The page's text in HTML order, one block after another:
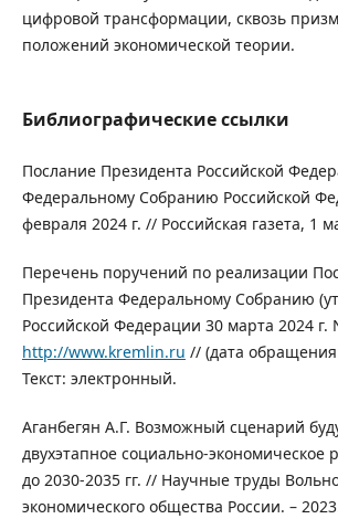
цифровой трансформации, сквозь
положений экономической теории.
Библиографические ссылки
Послание Президента Российской
Федеральному Собранию Российской
февраля 2024 г. // Российская газета, 1
Перечень поручений по реализации
Президента Федеральному Собранию
Российской Федерации 30 марта 2024 г.
http://www.kremlin.ru // (дата
Текст: электронный.
Аганбегян А.Г. Возможный сценарий
двухэтапное социально-экономическое
до 2030-2035 гг. // Научные труды
экономического общества России. –